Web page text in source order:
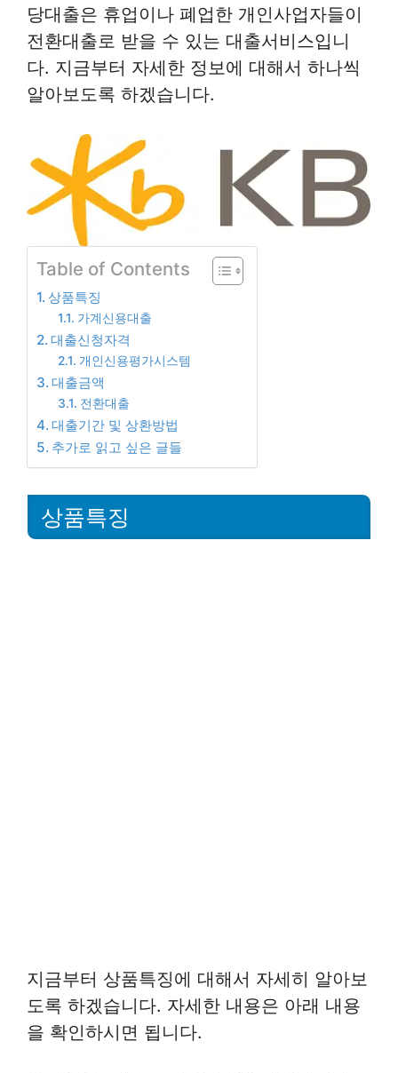
당대출은 휴업이나 폐업한 개인사업자들이
전환대출로 받을 수 있는 대출서비스입니
다. 지금부터 자세한 정보에 대해서 하나씩
알아보도록 하겠습니다.
Table of Contents
상품특징
가계신용대출
대출신청자격
개인신용평가시스템
대출금액
전환대출
대출기간 및 상환방법
추가로 읽고 싶은 글들
상품특징
지금부터 상품특징에 대해서 자세히 알아보
도록 하겠습니다. 자세한 내용은 아래 내용
을 확인하시면 됩니다.